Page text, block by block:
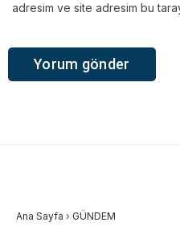
adresim ve site adresim bu
Ana Sayfa › GÜNDEM